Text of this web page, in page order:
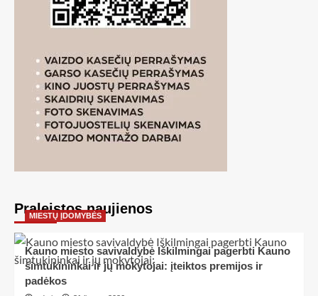
Praleistos naujienos
MIESTŲ ĮDOMYBĖS
Kauno miesto savivaldybė Iškilmingai pagerbti Kauno
šimtukininkai ir jų mokytojai: įteiktos premijos ir
padėkos